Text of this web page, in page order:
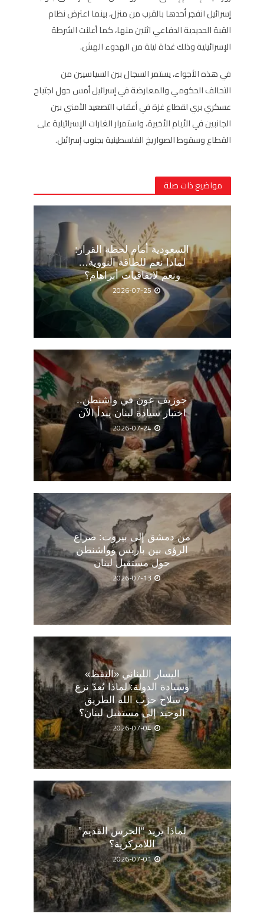
إسرائيل انفجر أحدها بالقرب من منزل، بينما اعترض نظام
القبة الحديدية الدفاعي اثنين منها، كما أعلنت الشرطة
الإسرائيلية وذلك غداة ليلة من الهدوء الهش.
في هذه الأجواء، يستمر السجال بين السياسيين من
التحالف الحكومي والمعارضة في إسرائيل أمس حول اجتياح
عسكري بري لقطاع غزة في أعقاب التصعيد الأمني بين
الجانبين في الأيام الأخيرة، واستمرار الغارات الإسرائيلية على
القطاع وسقوط الصواريخ الفلسطينية بجنوب إسرائيل.
مواضيع ذات صلة
السعودية أمام لحظة القرار:
لماذا نعم للطاقة النووية…
ونعم لاتفاقيات أبراهام؟
2026-07-25
جوزيف عون في واشنطن..
اختبار سيادة لبنان يبدأ الآن
2026-07-24
من دمشق إلى بيروت: صراع
الرؤى بين باريس وواشنطن
حول مستقبل لبنان
2026-07-13
اليسار اللبناني «اليقظ»
وسيادة الدولة: لماذا يُعدّ نزع
سلاح حزب الله الطريق
الوحيد إلى مستقبل لبنان؟
2026-07-04
لماذا يريد “الحرس القديم”
اللامركزية؟
2026-07-01